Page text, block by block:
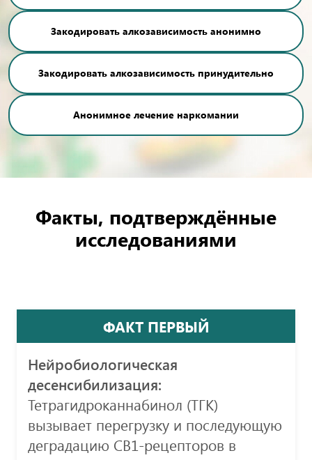
Закодировать алкозависимость анонимно
Закодировать алкозависимость принудительно
Анонимное лечение наркомании
Факты, подтверждённые
исследованиями
ФАКТ ПЕРВЫЙ
Нейробиологическая
десенсибилизация:
Тетрагидроканнабинол (ТГК)
вызывает перегрузку и последующую
деградацию CB1-рецепторов в